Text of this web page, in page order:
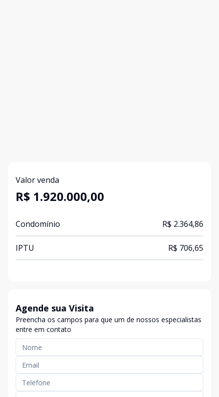
Valor venda
R$ 1.920.000,00
Condomínio R$ 2.364,86
IPTU R$ 706,65
Agende sua Visita
Preencha os campos para que um de nossos especialistas
entre em contato